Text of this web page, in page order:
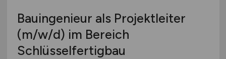
Bauingenieur als Projektleiter
(m/w/d) im Bereich
Schlüsselfertigbau